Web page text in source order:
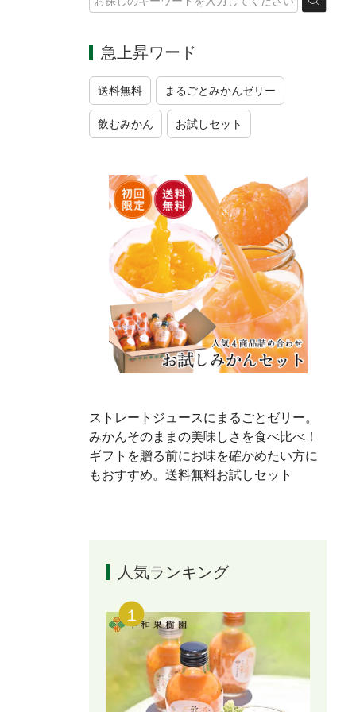
急上昇ワード
送料無料 まるごとみかんゼリー
飲むみかん お試しセット
ストレートジュースにまるごとゼリー。
みかんそのままの美味しさを食べ比べ！
ギフトを贈る前にお味を確かめたい方に
もおすすめ。送料無料お試しセット
人気ランキング